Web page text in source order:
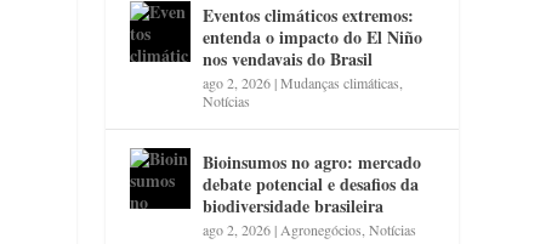
Eventos climáticos extremos:
entenda o impacto do El Niño
nos vendavais do Brasil
ago 2, 2026|Mudanças climáticas
Notícias
Bioinsumos no agro: mercado
debate potencial e desafios da
biodiversidade brasileira
ago 2, 2026| Agronegócios ,Notícias